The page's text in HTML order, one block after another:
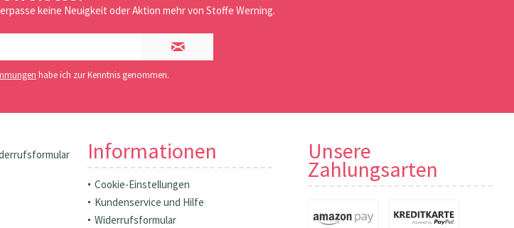
keine Neuigkeit oder Aktion mehr von Stoffe Werning.
habe ich zur Kenntnis genommen.
Informationen
Cookie-Einstellungen
Kundenservice und Hilfe
Widerrufsformular
Unsere
Zahlungsarten